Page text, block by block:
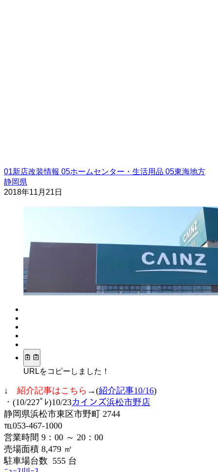
01新店改装情報 05ホームセンター・生活用品 05東海地方
静岡県
2018年11月21日
URLをコピーしました！
↓ 紹介記事はこちら →(紹介記事10/16)
・(10/22ﾌﾟﾚ)10/23カインズ浜松市野店
静岡県浜松市東区市野町 2744
℡053-467-1000
営業時間 9：00 ～ 20：00
売場面積 8,479 ㎡
駐車場台数 555 台